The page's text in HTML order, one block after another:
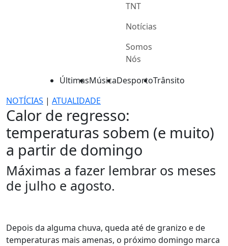
TNT
Notícias
Somos
Nós
ÚltimasMúsicaDesportoTrânsito
NOTÍCIAS | ATUALIDADE
Calor de regresso:
temperaturas sobem (e muito)
a partir de domingo
Máximas a fazer lembrar os meses
de julho e agosto.
Depois da alguma chuva, queda até de granizo e de
temperaturas mais amenas, o próximo domingo marca